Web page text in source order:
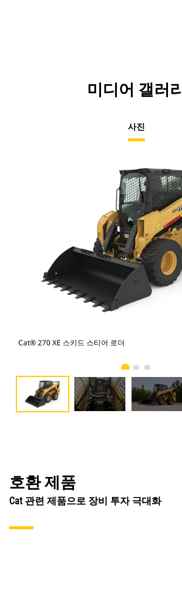
미디어 갤러리
사진
Cat® 270 XE 스키드 스티어 로더
호환 제품
Cat 관련 제품으로 장비 투자 극대화